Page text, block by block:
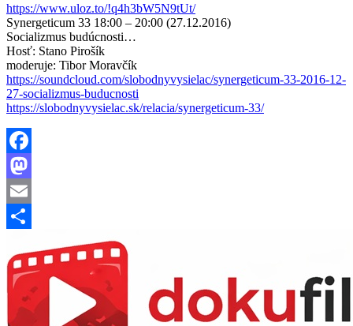
https://www.uloz.to/!q4h3bW5N9tUt/
Synergeticum 33 18:00 – 20:00 (27.12.2016)
Socializmus budúcnosti…
Hosť: Stano Pirošík
moderuje: Tibor Moravčík
https://soundcloud.com/slobodnyvysielac/synergeticum-33-2016-12-
27-socializmus-buducnosti
https://slobodnyvysielac.sk/relacia/synergeticum-33/
Facebook
Mastodon
Email